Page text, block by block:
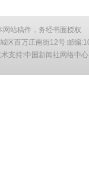
站稿件，务经书面授权
区百万庄南街12号 邮编
支持:中国新闻社网络中心